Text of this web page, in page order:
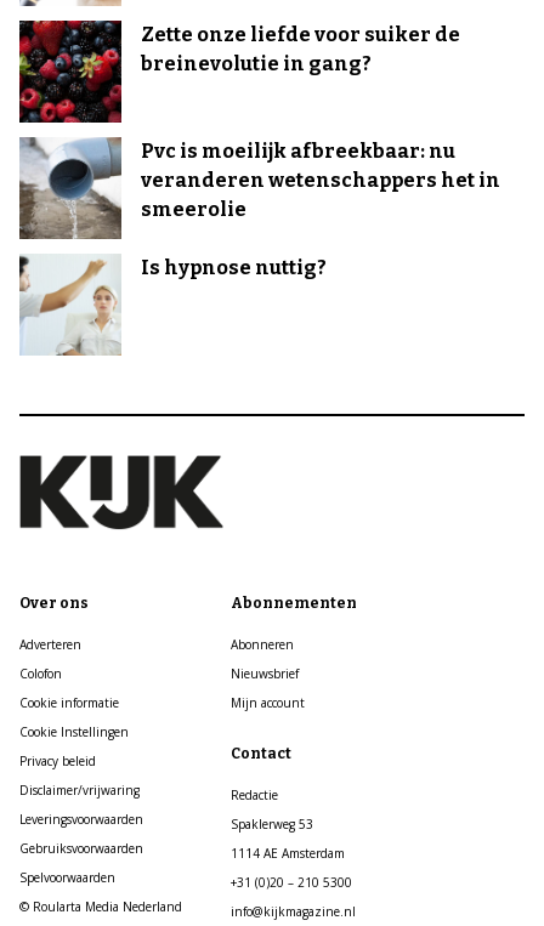
Zette onze liefde voor suiker de
breinevolutie in gang?
Pvc is moeilijk afbreekbaar: nu
veranderen wetenschappers het in
smeerolie
Is hypnose nuttig?
Over ons
Adverteren
Colofon
Cookie informatie
Cookie Instellingen
Privacy beleid
Disclaimer/vrijwaring
Leveringsvoorwaarden
Gebruiksvoorwaarden
Spelvoorwaarden
© Roularta Media Nederland
Abonnementen
Abonneren
Nieuwsbrief
Mijn account
Contact
Redactie
Spaklerweg 53
1114 AE Amsterdam
+31 (0)20 – 210 5300
info@kijkmagazine.nl